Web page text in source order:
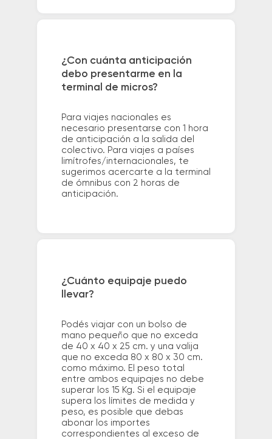
¿Con cuánta anticipación
debo presentarme en la
terminal de micros?
Para viajes nacionales es
necesario presentarse con 1 hora
de anticipación a la salida del
colectivo. Para viajes a países
limítrofes/internacionales, te
sugerimos acercarte a la terminal
de ómnibus con 2 horas de
anticipación.
¿Cuánto equipaje puedo
llevar?
Podés viajar con un bolso de
mano pequeño que no exceda
de 40 x 40 x 25 cm. y una valija
que no exceda 80 x 80 x 30 cm.
como máximo. El peso total
entre ambos equipajes no debe
superar los 15 Kg. Si el equipaje
supera los límites de medida y
peso, es posible que debas
abonar los importes
correspondientes al exceso de